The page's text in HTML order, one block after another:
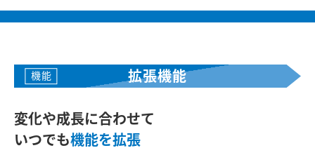
機能 拡張機能
変化や成長に合わせて
いつでも機能を拡張